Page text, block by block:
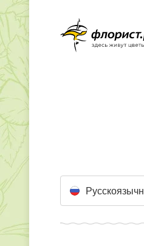
Русскоязычный сайт